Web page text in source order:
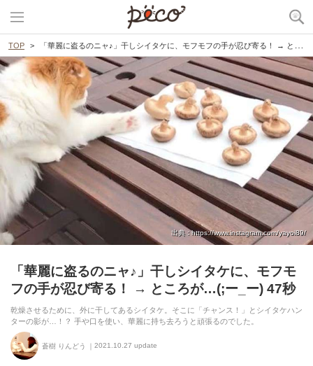
TOP 「華麗に盗るのニャ♪」干しシイタケに、モフモフの手が忍び寄る！ → ところが…(;ー_ー) 47秒
出典 : https://www.instagram.com/yayoi89/
「華麗に盗るのニャ♪」干しシイタケに、モフモ
フの手が忍び寄る！ → ところが…(;ー_ー) 47秒
乾燥させるために、外に干してあるシイタケ。そこに「チャンス！」とシイタケハン
ターの影が…！？ 手や口を使い、華麗に持ち去ろうと頑張るのでした。
蒼樹 りんどう 2021.10.27 update